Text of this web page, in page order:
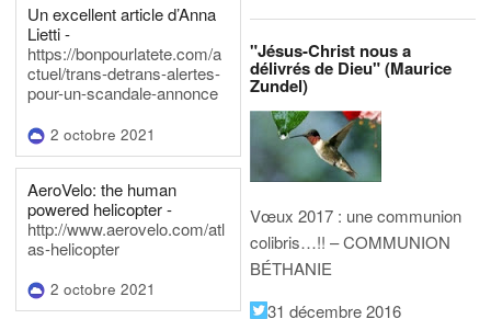
Un excellent article d’Anna
Lietti -
https://bonpourlatete.com/a
ctuel/trans-detrans-alertes-
pour-un-scandale-annonce
2 octobre 2021
AeroVelo: the human
powered helicopter -
http://www.aerovelo.com/atl
as-helicopter
2 octobre 2021
"Jésus-Christ nous a
délivrés de Dieu" (Maurice
Zundel)
Vœux 2017 : une communion
colibris…!! – COMMUNION
BÉTHANIE
31 décembre 2016